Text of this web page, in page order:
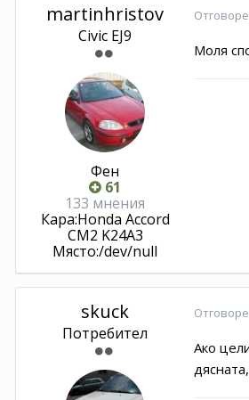
martinhristov
Civic EJ9
Фен
61
133 мнения
Кара:Honda Accord
CM2 K24A3
Място:/dev/null
Моля
skuck
Потребител
Ако